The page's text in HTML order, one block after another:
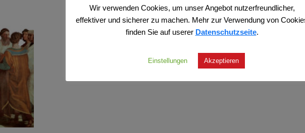
Wir verwenden Cookies, um unser Angebot nutzerfreundlicher,
effektiver und sicherer zu machen. Mehr zur Verwendung von
finden Sie auf userer Datenschutzseite.
Einstellungen Akzeptieren